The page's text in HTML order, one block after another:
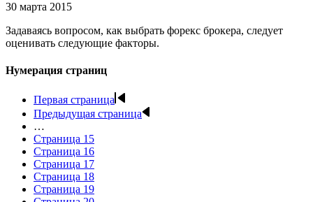
30 марта 2015
Задаваясь вопросом, как выбрать форекс брокера, следует
оценивать следующие факторы.
Нумерация страниц
Первая страница
Предыдущая страница
…
Страница 15
Страница 16
Страница 17
Страница 18
Страница 19